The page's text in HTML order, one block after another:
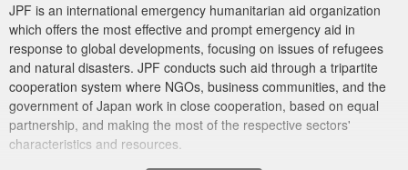
恐怖から建物内で生活できないなど精神的にストレスを抱える人た
ちが多いことから、シェルター支援も含め、現地提携団体と引き続
き、中長期にわたる生活再建の被災者支援を計画していきます。
●地震による疲労を訴える患者も。～巡回診療で健康を守る
～（2025年4月28日更新）
JPF is an international emergency humanitarian aid organization
which offers the most effective and prompt emergency aid in
response to global developments, focusing on issues of refugees
and natural disasters. JPF conducts such aid through a tripartite
cooperation system where NGOs, business communities, and the
government of Japan work in close cooperation, based on equal
partnership, and making the most of the respective sectors'
characteristics and resources.